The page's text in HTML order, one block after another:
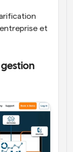
et
gestion